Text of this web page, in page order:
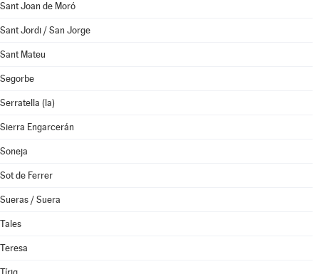
Sant Joan de Moró
Sant Jordi / San Jorge
Sant Mateu
Segorbe
Serratella (la)
Sierra Engarcerán
Soneja
Sot de Ferrer
Sueras / Suera
Tales
Teresa